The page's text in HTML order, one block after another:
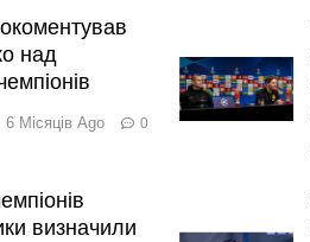
над
6 Місяців Ago 0
визначили